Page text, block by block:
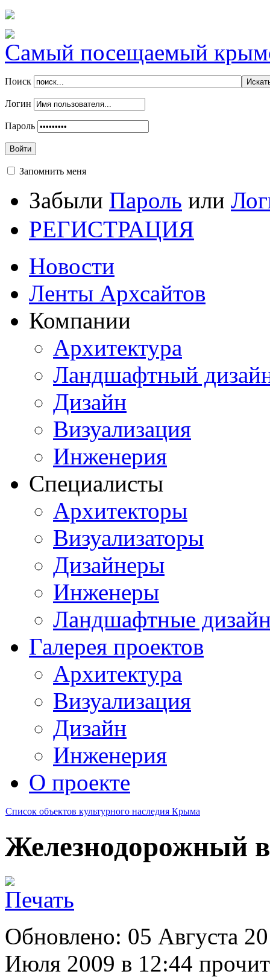
Самый посещаемый
Поиск
Логин
Пароль
Войти
Запомнить меня
Забыли Пароль или
РЕГИСТРАЦИЯ
Новости
Ленты Архсайтов
Компании
Архитектура
Ландшафтный
Дизайн
Визуализация
Инженерия
Специалисты
Архитекторы
Визуализаторы
Дизайнеры
Инженеры
Ландшафтные
Галерея проектов
Архитектура
Визуализация
Дизайн
Инженерия
О проекте
Список объектов культурного наследия Крыма
Железнодорожный
Обновлено: 05 Августа
Июля 2009 в 12:44